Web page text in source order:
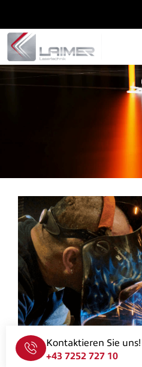
Kontaktieren Sie uns!
+43 7252 727 10